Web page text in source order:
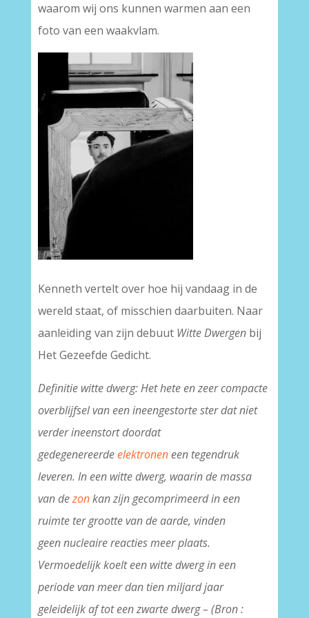
waarom wij ons kunnen warmen aan een
foto van een waakvlam.
Kenneth vertelt over hoe hij vandaag in de
wereld staat, of misschien daarbuiten. Naar
aanleiding van zijn debuut Witte Dwergenbij
Het Gezeefde Gedicht.
Definitie witte dwerg:Het hete en zeer compacte
overblijfsel van een ineengestortesterdat niet
verder ineenstort doordat
gedegenereerdeelektroneneen tegendruk
leveren. In een witte dwerg, waarin de massa
van dezonkan zijn gecomprimeerd in een
ruimte ter grootte van de aarde, vinden
geennucleairereacties meer plaats.
Vermoedelijk koelt een witte dwerg in een
periode van meer dan tien miljard jaar
geleidelijk af tot een zwarte dwerg – (Bron :